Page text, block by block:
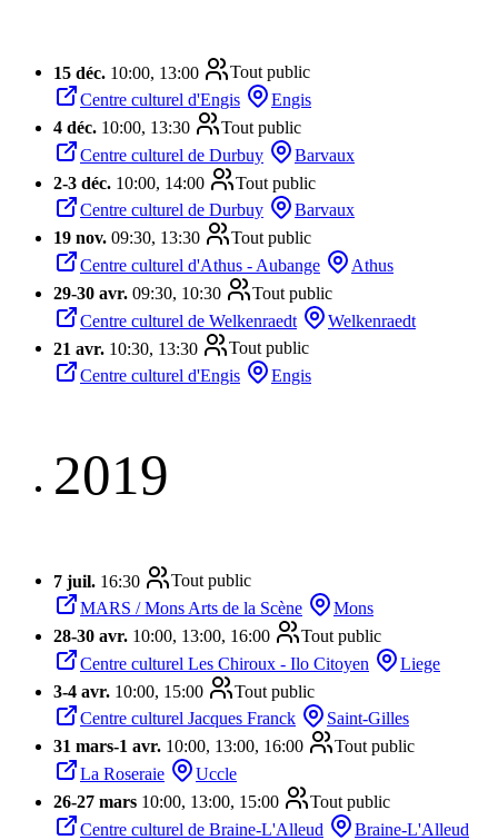
15 déc. 10:00, 13:00
Tout public
Centre culturel d'Engis
Engis
4 déc. 10:00, 13:30
Tout public
Centre culturel de Durbuy
Barvaux
2-3 déc. 10:00, 14:00
Tout public
Centre culturel de Durbuy
Barvaux
19 nov. 09:30, 13:30
Tout public
Centre culturel d'Athus - Aubange
Athus
29-30 avr. 09:30, 10:30
Tout public
Centre culturel de Welkenraedt
Welkenraedt
21 avr. 10:30, 13:30
Tout public
Centre culturel d'Engis
Engis
2019
7 juil. 16:30
Tout public
MARS / Mons Arts de la Scène
Mons
28-30 avr. 10:00, 13:00, 16:00
Tout public
Centre culturel Les Chiroux - Ilo Citoyen
Liege
3-4 avr. 10:00, 15:00
Tout public
Centre culturel Jacques Franck
Saint-Gilles
31 mars-1 avr. 10:00, 13:00, 16:00
Tout public
La Roseraie
Uccle
26-27 mars 10:00, 13:00, 15:00
Tout public
Centre culturel de Braine-L'Alleud
Braine-L'Alleud